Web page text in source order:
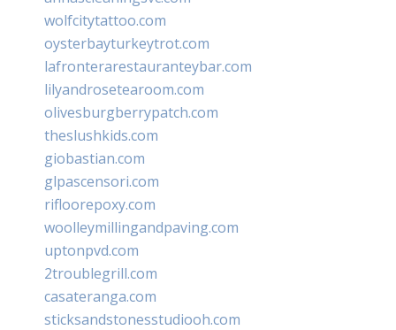
wolfcitytattoo.com
oysterbayturkeytrot.com
lafronterarestauranteybar.com
lilyandrosetearoom.com
olivesburgberrypatch.com
theslushkids.com
giobastian.com
glpascensori.com
rifloorepoxy.com
woolleymillingandpaving.com
uptonpvd.com
2troublegrill.com
casateranga.com
sticksandstonesstudiooh.com